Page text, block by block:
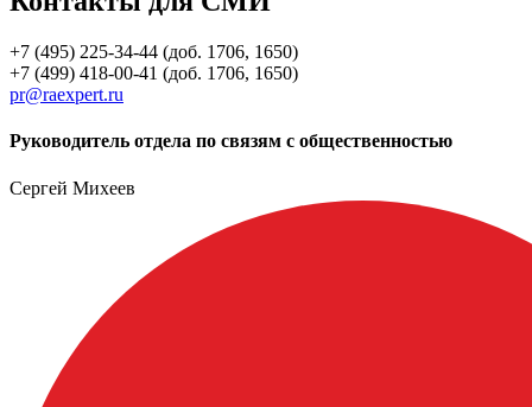
+7 (495) 225-34-44 (доб. 1706, 1650)
+7 (499) 418-00-41 (доб. 1706, 1650)
pr@raexpert.ru
Руководитель отдела по связям с общественностью
Сергей Михеев